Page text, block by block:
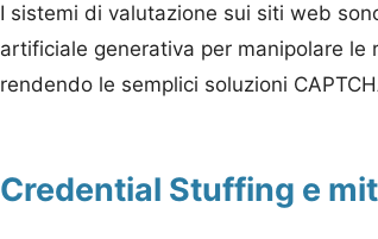
I sistemi di valutazione sui siti web
artificiale generativa per manipolare
rendendo le semplici soluzioni
Credential Stuffing e